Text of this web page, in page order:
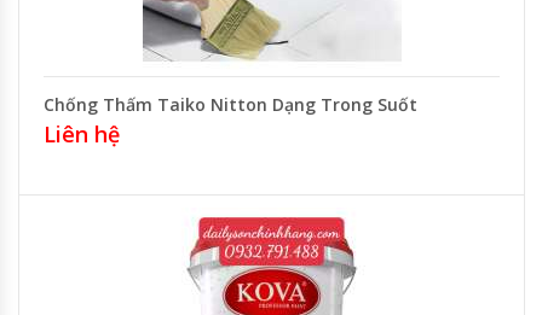
Chống Thấm Taiko Nitton Dạng Trong Suốt
Liên hệ